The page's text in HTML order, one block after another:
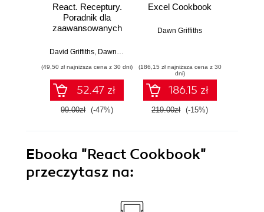
React. Receptury.
Poradnik dla
zaawansowanych
David Griffiths Dawn Griffiths
(49,50 zł najniższa cena z 30 dni)
52.47 zł
99.00zł (-47%)
Excel Cookbook
Dawn Griffiths
(186,15 zł najniższa cena z 30
dni)
186.15 zł
219.00zł (-15%)
Ebooka "React Cookbook"
przeczytasz na: